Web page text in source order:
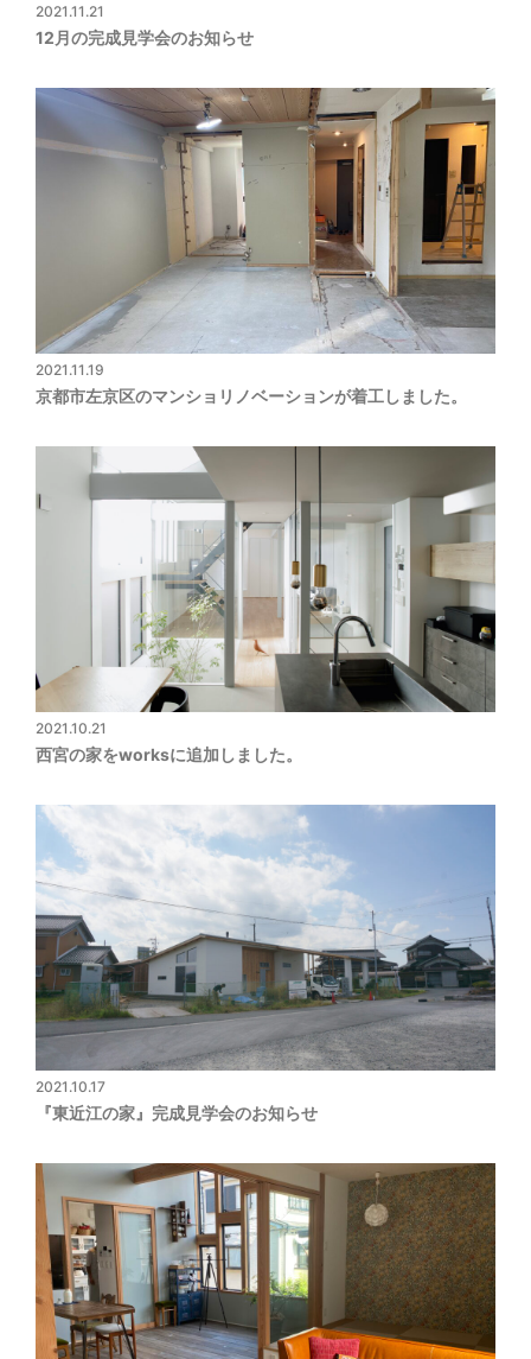
2021.11.21
12月の完成見学会のお知らせ
2021.11.19
京都市左京区のマンショリノベーションが着工しました。
2021.10.21
西宮の家をworksに追加しました。
2021.10.17
『東近江の家』完成見学会のお知らせ